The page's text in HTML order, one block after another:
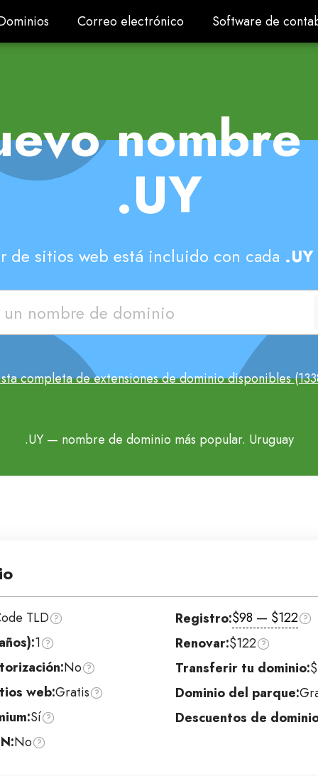
Correo electrónico
Correo electrónico Software de
Software de
.UY
de sitios web está incluido con cada .UY
completa de extensiones de dominio disponibles
.UY— nombre de dominio más popular. Uruguay
TLD
1
No
web:Gratis
Sí
No
Registro:$98 — $122
Renovar:$122
Transferir tu dominio:
Dominio del parque:
Descuentos de